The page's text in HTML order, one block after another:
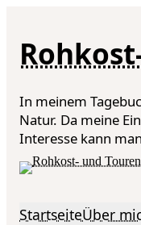
In meinem
Natur. Da meine
Interesse kann
StartseiteÜber